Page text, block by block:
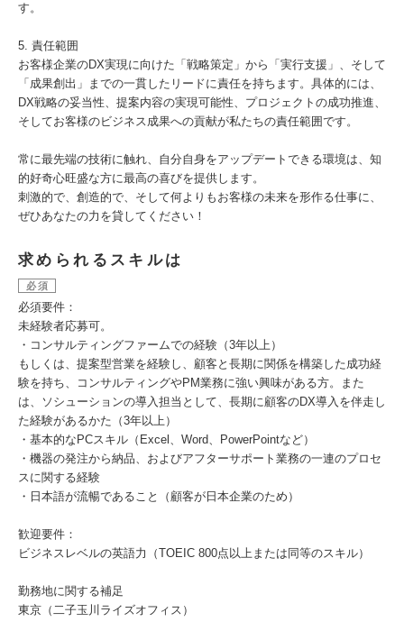
す。
5. 責任範囲
お客様企業のDX実現に向けた「戦略策定」から「実行支援」、そして
「成果創出」までの一貫したリードに責任を持ちます。具体的には、
DX戦略の妥当性、提案内容の実現可能性、プロジェクトの成功推進、
そしてお客様のビジネス成果への貢献が私たちの責任範囲です。
常に最先端の技術に触れ、自分自身をアップデートできる環境は、知
的好奇心旺盛な方に最高の喜びを提供します。
刺激的で、創造的で、そして何よりもお客様の未来を形作る仕事に、
ぜひあなたの力を貸してください！
求められるスキルは
必須
必須要件：
未経験者応募可。
・コンサルティングファームでの経験（3年以上）
もしくは、提案型営業を経験し、顧客と長期に関係を構築した成功経
験を持ち、コンサルティングやPM業務に強い興味がある方。また
は、ソシューションの導入担当として、長期に顧客のDX導入を伴走し
た経験があるかた（3年以上）
・基本的なPCスキル（Excel、Word、PowerPointなど）
・機器の発注から納品、およびアフターサポート業務の一連のプロセ
スに関する経験
・日本語が流暢であること（顧客が日本企業のため）
歓迎要件：
ビジネスレベルの英語力（TOEIC 800点以上または同等のスキル）
勤務地に関する補足
東京（二子玉川ライズオフィス）